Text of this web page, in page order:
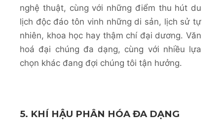
nghệ thuật, cùng với những điểm thu hút du
lịch độc đáo tôn vinh những di sản, lịch sử tự
nhiên, khoa học hay thậm chí đại dương. Văn
hoá đại chúng đa dạng, cùng với nhiều lựa
chọn khác đang đợi chúng tôi tận hưởng.
5. KHÍ HẬU PHÂN HÓA ĐA DẠNG